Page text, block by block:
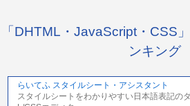
「DHTML・JavaScript・CSS
ンキング
らいてふ スタイルシート・アシスタント
スタイルシートをわかりやすい日本語表記の